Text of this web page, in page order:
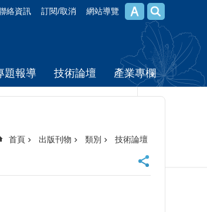
絡資訊 訂閱/取消 網站導覽
題報導 技術論壇 產業專欄
首頁 出版刊物 類別 技術論壇